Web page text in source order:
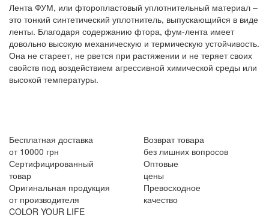
Лента ФУМ, или фторопластовый уплотнительный материал –
это тонкий синтетический уплотнитель, выпускающийся в виде
ленты. Благодаря содержанию фтора, фум-лента имеет
довольно высокую механическую и термическую устойчивость.
Она не стареет, не рвется при растяжении и не теряет своих
свойств под воздействием агрессивной химической среды или
высокой температуры.
Бесплатная доставка
от 10000 грн
Возврат товара
без лишних вопросов
Сертифицированный
товар
Оптовые
цены
Оригинальная продукция
от производителя
Превосходное
качество
COLOR YOUR LIFE